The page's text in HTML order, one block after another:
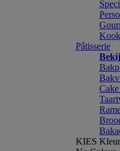
Pâtisserie
KIES Kleur